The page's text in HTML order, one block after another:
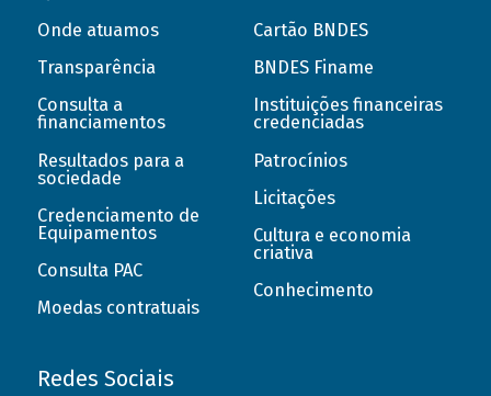
Onde atuamos
Transparência
Consulta a
financiamentos
Resultados para a
sociedade
Credenciamento de
Equipamentos
Consulta PAC
Moedas contratuais
Cartão BNDES
BNDES Finame
Instituições financeiras
credenciadas
Patrocínios
Licitações
Cultura e economia
criativa
Conhecimento
Redes Sociais